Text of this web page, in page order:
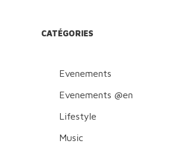
CATÉGORIES
Evenements
Evenements @en
Lifestyle
Music